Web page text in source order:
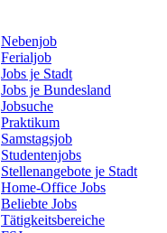
Nebenjob
Ferialjob
Jobs je Stadt
Jobs je Bundesland
Jobsuche
Praktikum
Samstagsjob
Studentenjobs
Stellenangebote je Stadt
Home-Office Jobs
Beliebte Jobs
Tätigkeitsbereiche